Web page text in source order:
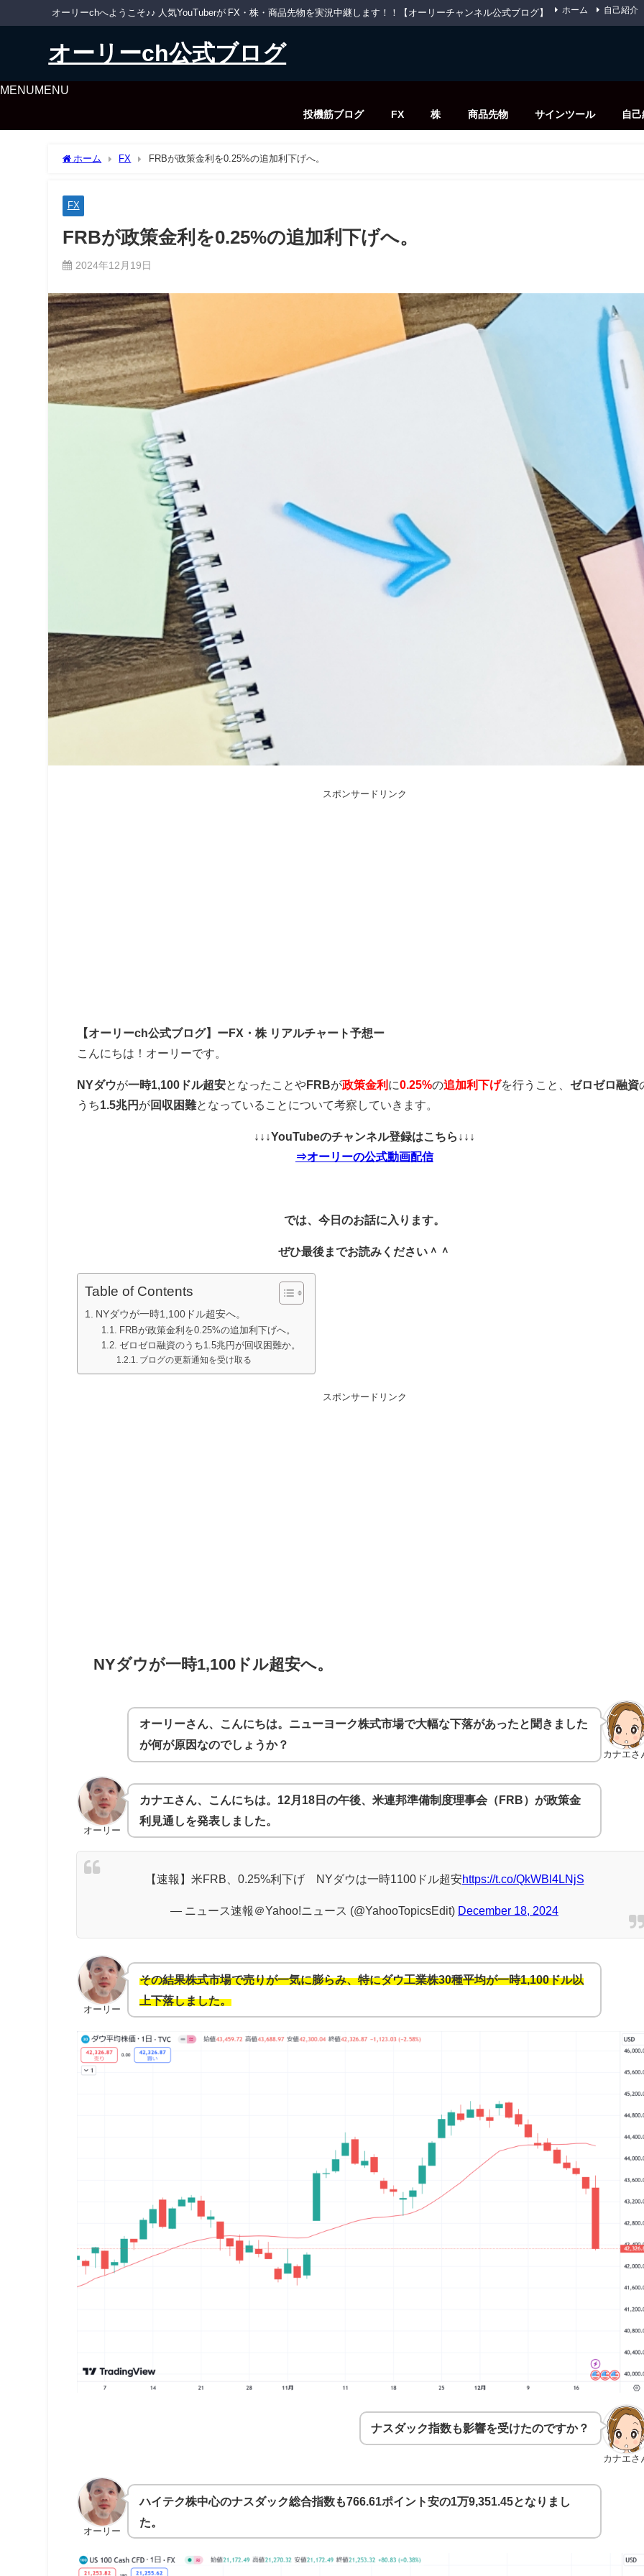
オーリーchへようこそ♪♪ 人気YouTuberが FX・株・商品先物を実況中継します！！【オーリーチャンネル公式ブログ】 ホーム 自己紹介
オーリーch公式ブログ
MENUMENU
投機筋ブログ FX 株 商品先物 サインツール 自
ホーム FX FRBが政策金利を0.25%の追加利下げへ。
FX
FRBが政策金利を0.25%の追加利下げへ。
2024年12月19日
スポンサードリンク
【オーリーch公式ブログ】ーFX・株 リアルチャート予想ー
こんにちは！オーリーです。
NYダウが一時1,100ドル超安となったことやFRBが政策金利 に0.25%の追加利下げを行うこと、ゼロゼロ融資
うち1.5兆円 が回収困難となっていることについて考察していきます。
↓↓↓YouTubeのチャンネル登録はこちら↓↓↓
⇒オーリーの公式動画配信
では、今日のお話に入ります。
ぜひ最後までお読みください＾＾
Table of Contents
NYダウが一時1,100ドル超安へ。
FRBが政策金利を0.25%の追加利下げへ。
ゼロゼロ融資のうち1.5兆円が回収困難か。
ブログの更新通知を受け取る
スポンサードリンク
NYダウが一時1,100ドル超安へ。
カナエさ
オーリーさん、こんにちは。ニューヨーク株式市場で大幅な下落があったと聞きました
が何が原因なのでしょうか？
オーリー
カナエさん、こんにちは。12月18日の午後、米連邦準備制度理事会（FRB）が政策金
利見通しを発表しました。
【速報】米FRB、0.25%利下げ NYダウは一時1100ドル超安https://t.co/QkWBl4LNjS
— ニュース速報＠Yahoo!ニュース (@YahooTopicsEdit) December 18, 2024
オーリー
その結果株式市場で売りが一気に膨らみ、特にダウ工業株30種平均が一時1,100ドル以
上下落しました。
カナエさ
ナスダック指数も影響を受けたのですか？
オーリー
ハイテク株中心のナスダック総合指数も766.61ポイント安の1万9,351.45となりまし
た。